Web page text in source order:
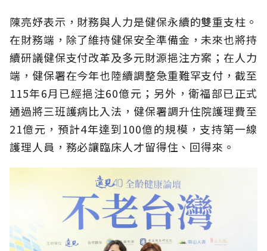
陳亮妤表示，財務與人力是健保永續的雙重支柱。
在財務端，除了維持健保安全準備金，未來也將持
續研議健保支付改革及多元財源挹注方案；在人力
端，健保署在今年也陸續調整急重難罕支付，截至
115年6月已經挹注60億元；另外，衛福部已正式
通過將三班護病比入法，健保署調升住院護理費至
21億元，預計4年達到100億的規模，支持第一線
護理人員，務必讓臨床人才留得住、回得來。